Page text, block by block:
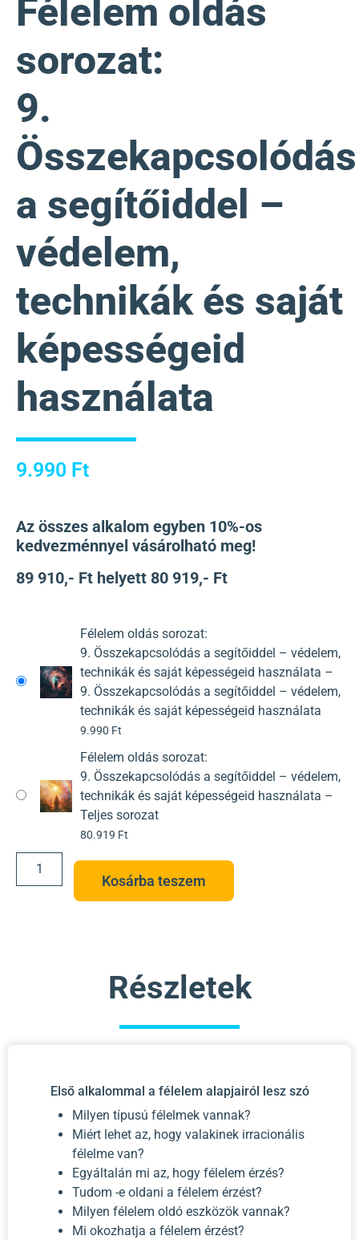
Félelem oldás
sorozat:
9.
Összekapcsolódás
a segítőiddel –
védelem,
technikák és saját
képességeid
használata
9.990 Ft
Az összes alkalom egyben 10%-os
kedvezménnyel vásárolható meg!
89 910,- Ft helyett 80 919,- Ft
Félelem oldás sorozat:
9. Összekapcsolódás a segítőiddel – védelem,
technikák és saját képességeid használata –
9. Összekapcsolódás a segítőiddel – védelem,
technikák és saját képességeid használata
9.990 Ft
Félelem oldás sorozat:
9. Összekapcsolódás a segítőiddel – védelem,
technikák és saját képességeid használata –
Teljes sorozat
80.919 Ft
Kosárba teszem
Részletek
Első alkalommal a félelem alapjairól lesz szó
Milyen típusú félelmek vannak?
Miért lehet az, hogy valakinek irracionális
félelme van?
Egyáltalán mi az, hogy félelem érzés?
Tudom -e oldani a félelem érzést?
Milyen félelem oldó eszközök vannak?
Mi okozhatja a félelem érzést?